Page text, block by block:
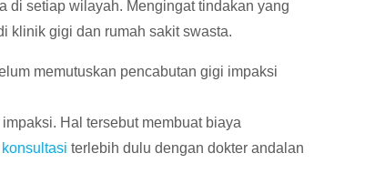
di setiap wilayah. Mengingat tindakan yang
klinik gigi dan rumah sakit swasta.
memutuskan pencabutan gigi impaksi
Hal tersebut membuat biaya
konsultasi terlebih dulu dengan dokter andalan